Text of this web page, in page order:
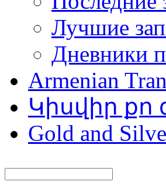
Лучшие
Дневники
Armenian
Կիսվիր
Gold and